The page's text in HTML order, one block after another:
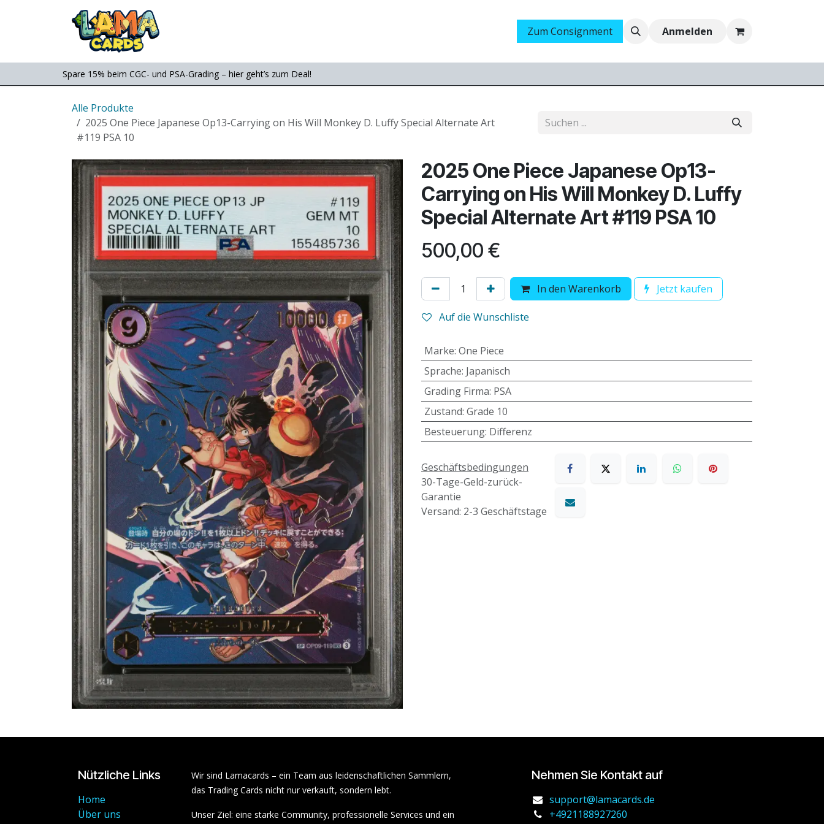
Zum Inhalt springen
Messen Ankauf Jobs
Zum Consignment Anmelden
Spare 15% beim CGC- und PSA-Grading – hier geht’s zum Deal!
Alle Produkte
2025 One Piece Japanese Op13-Carrying on His Will Monkey D. Luffy Special Alternate Art
#119 PSA 10
2025 One Piece Japanese Op13-
Carrying on His Will Monkey D. Luffy
Special Alternate Art #119 PSA 10
500,00 €
In den Warenkorb Jetzt kaufen
Auf die Wunschliste
Marke: One Piece
Sprache: Japanisch
Grading Firma: PSA
Zustand: Grade 10
Besteuerung: Differenz
Geschäftsbedingungen
30-Tage-Geld-zurück-
Garantie
Versand: 2-3 Geschäftstage
Nützliche Links
Home
Über uns
Nehmen Sie Kontakt auf
support@lamacards.de
+4921188927260
Wir sind Lamacards – ein Team aus leidenschaftlichen Sammlern,
das Trading Cards nicht nur verkauft, sondern lebt.
Unser Ziel: eine starke Community, professionelle Services und ein